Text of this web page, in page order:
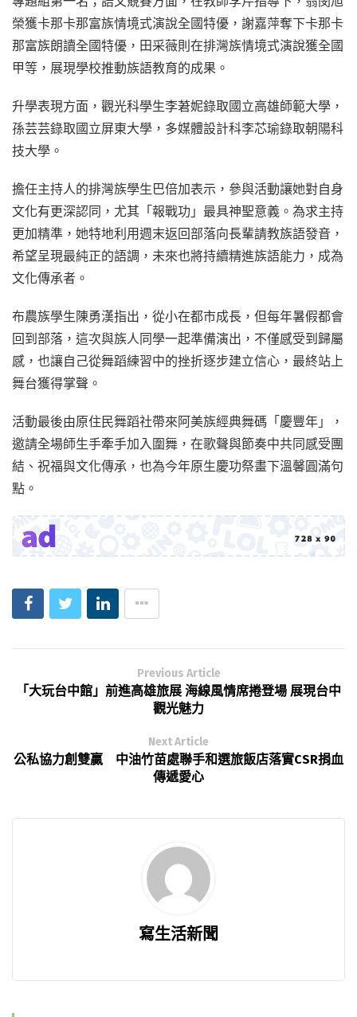
榮獲卡那卡那富族情境式演說全國特優，謝嘉萍奪下卡那卡
那富族朗讀全國特優，田采薇則在排灣族情境式演說獲全國
甲等，展現學校推動族語教育的成果。
升學表現方面，觀光科學生李莙妮錄取國立高雄師範大學，
孫芸芸錄取國立屏東大學，多媒體設計科李芯瑜錄取朝陽科
技大學。
擔任主持人的排灣族學生巴倍加表示，參與活動讓她對自身
文化有更深認同，尤其「報戰功」最具神聖意義。為求主持
更加精準，她特地利用週末返回部落向長輩請教族語發音，
希望呈現最純正的語調，未來也將持續精進族語能力，成為
文化傳承者。
布農族學生陳勇漢指出，從小在都市成長，但每年暑假都會
回到部落，這次與族人同學一起準備演出，不僅感受到歸屬
感，也讓自己從舞蹈練習中的挫折逐步建立信心，最終站上
舞台獲得掌聲。
活動最後由原住民舞蹈社帶來阿美族經典舞碼「慶豐年」，
邀請全場師生手牽手加入圍舞，在歌聲與節奏中共同感受團
結、祝福與文化傳承，也為今年原生慶功祭畫下溫馨圓滿句
點。
Previous Article
「大玩台中館」前進高雄旅展 海線風情席捲登場 展現台中
觀光魅力
Next Article
公私協力創雙贏 中油竹苗處聯手和選旅飯店落實CSR捐血
傳遞愛心
寫生活新聞